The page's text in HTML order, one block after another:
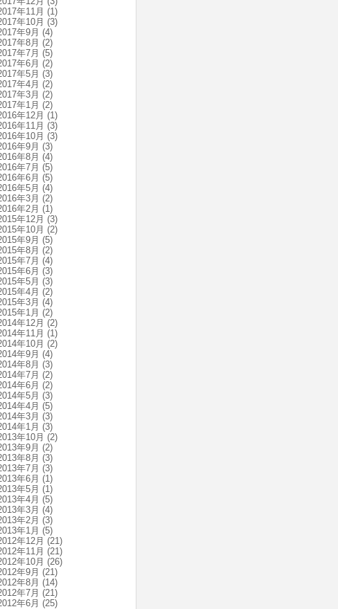
年11月 (1)
年10月 (3)
年9月 (4)
年8月 (2)
年7月 (5)
年6月 (2)
年5月 (3)
年4月 (2)
年3月 (2)
年1月 (2)
年12月 (1)
年11月 (3)
年10月 (3)
年9月 (3)
年8月 (4)
年7月 (5)
年6月 (5)
年5月 (4)
年3月 (2)
年2月 (1)
年12月 (3)
年10月 (2)
年9月 (5)
年8月 (2)
年7月 (4)
年6月 (3)
年5月 (3)
年4月 (2)
年3月 (4)
年1月 (2)
年12月 (2)
年11月 (1)
年10月 (2)
年9月 (4)
年8月 (3)
年7月 (2)
年6月 (2)
年5月 (3)
年4月 (5)
年3月 (3)
年1月 (3)
年10月 (2)
年9月 (2)
年8月 (3)
年7月 (3)
年6月 (1)
年5月 (1)
年4月 (5)
年3月 (4)
年2月 (3)
年1月 (5)
年12月 (21)
年11月 (21)
年10月 (26)
年9月 (21)
年8月 (14)
年7月 (21)
年6月 (25)